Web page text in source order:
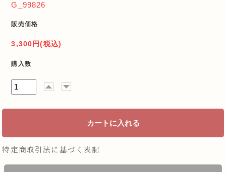
G_99826
販売価格
3,300円(税込)
購入数
特定商取引法に基づく表記